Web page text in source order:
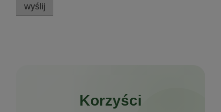
wyślij
Korzyści